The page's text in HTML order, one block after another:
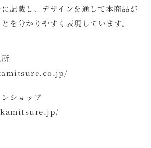
記載し、デザインを通して本商品が
を分かりやすく表現しています。
ショップ